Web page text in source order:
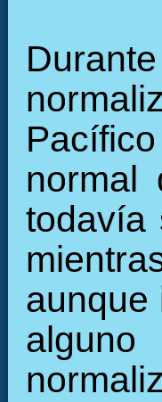
normal
todavía
aunque